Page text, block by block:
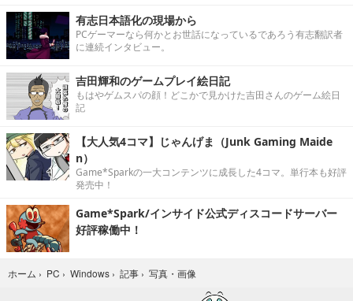
有志日本語化の現場から
PCゲーマーなら何かとお世話になっているであろう有志翻訳者
に連続インタビュー。
吉田輝和のゲームプレイ絵日記
もはやゲムスパの顔！どこかで見かけた吉田さんのゲーム絵日
記
【大人気4コマ】じゃんげま（Junk Gaming Maide
n）
Game*Sparkの一大コンテンツに成長した4コマ。単行本も好評
発売中！
Game*Spark/インサイド公式ディスコードサーバー
好評稼働中！
ホーム › PC › Windows › 記事 › 写真・画像